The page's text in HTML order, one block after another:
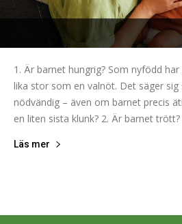
1. Är barnet hungrig? Som nyfödd
lika stor som en valnöt. Det säger
nödvändig – även om barnet precis
en liten sista klunk? 2. Är barnet trött?
Läs mer